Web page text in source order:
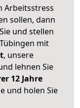
Arbeitsstress
sollen, dann
und stellen
mit
, unsere
lehnen Sie
12 Jahre
und holen Sie